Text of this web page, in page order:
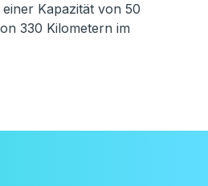
Kapazität von 50
330 Kilometern im